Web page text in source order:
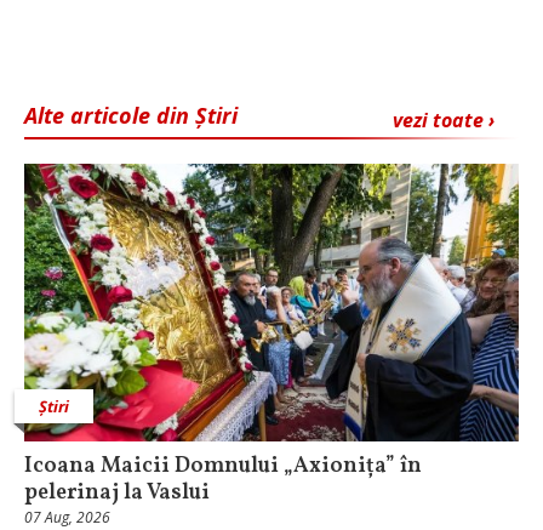
vezi toate ›
Alte articole din Știri
Știri
Icoana Maicii Domnului „Axionița” în
pelerinaj la Vaslui
07 Aug, 2026